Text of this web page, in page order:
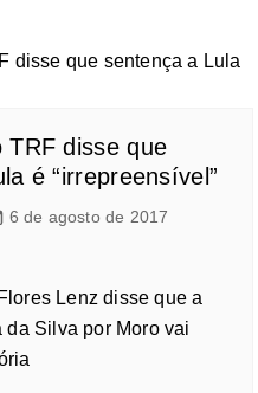
TRF disse que
é “irrepreensível”
6 de agosto de 2017
Lenz disse que a
da Silva por Moro vai